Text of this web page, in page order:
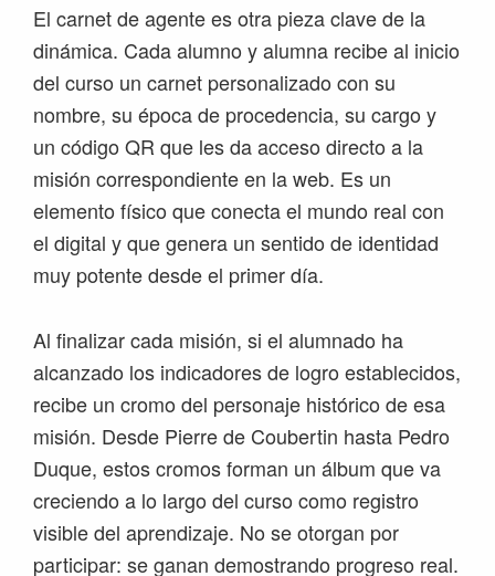
El carnet de agente es otra pieza clave de la
dinámica. Cada alumno y alumna recibe al inicio
del curso un carnet personalizado con su
nombre, su época de procedencia, su cargo y
un código QR que les da acceso directo a la
misión correspondiente en la web. Es un
elemento físico que conecta el mundo real con
el digital y que genera un sentido de identidad
muy potente desde el primer día.
Al finalizar cada misión, si el alumnado ha
alcanzado los indicadores de logro establecidos,
recibe un cromo del personaje histórico de esa
misión. Desde Pierre de Coubertin hasta Pedro
Duque, estos cromos forman un álbum que va
creciendo a lo largo del curso como registro
visible del aprendizaje. No se otorgan por
participar: se ganan demostrando progreso real.